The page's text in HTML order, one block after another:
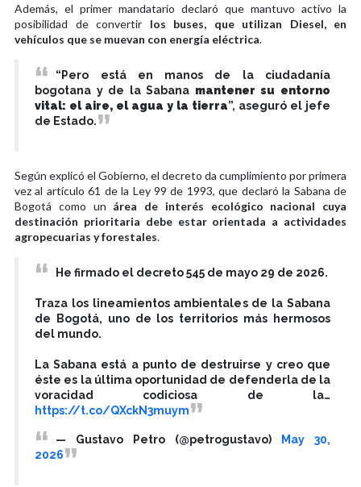
Además, el primer mandatario declaró que mantuvo activo la
posibilidad de convertir los buses, que utilizan Diesel, en
vehículos que se muevan con energía eléctrica.
“Pero está en manos de la ciudadanía
bogotana y de la Sabana mantener su entorno
vital: el aire, el agua y la tierra”, aseguró el jefe
de Estado.
Según explicó el Gobierno, el decreto da cumplimiento por primera
vez al artículo 61 de la Ley 99 de 1993, que declaró la Sabana de
Bogotá como un área de interés ecológico nacional cuya
destinación prioritaria debe estar orientada a actividades
agropecuarias y forestales.
He firmado el decreto 545 de mayo 29 de 2026.
Traza los lineamientos ambientales de la Sabana
de Bogotá, uno de los territorios más hermosos
del mundo.
La Sabana está a punto de destruirse y creo que
éste es la última oportunidad de defenderla de la
voracidad codiciosa de la…
https://t.co/QXckN3muym
— Gustavo Petro (@petrogustavo)
May 30,
2026